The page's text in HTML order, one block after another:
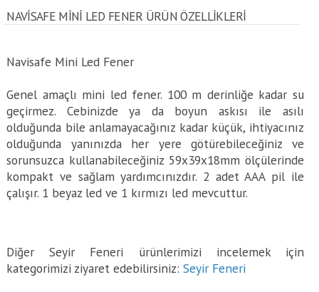
NAVISAFE MINI LED FENER ÜRÜN ÖZELLİKLERİ
Navisafe Mini Led Fener
Genel amaçlı mini led fener. 100 m derinliğe kadar su
geçirmez. Cebinizde ya da boyun askısı ile asılı
olduğunda bile anlamayacağınız kadar küçük, ihtiyacınız
olduğunda yanınızda her yere götürebileceğiniz ve
sorunsuzca kullanabileceğiniz 59x39x18mm ölçülerinde
kompakt ve sağlam yardımcınızdır. 2 adet AAA pil ile
çalışır. 1 beyaz led ve 1 kırmızı led mevcuttur.
Diğer Seyir Feneri ürünlerimizi incelemek için
kategorimizi ziyaret edebilirsiniz:Seyir Feneri